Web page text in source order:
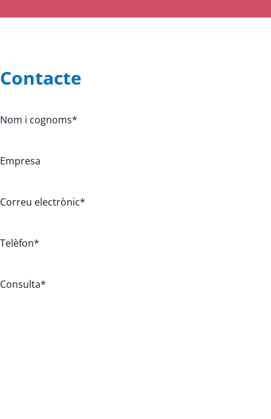
Contacte
Nom i cognoms*
Empresa
Correu electrònic*
Telèfon*
Consulta*